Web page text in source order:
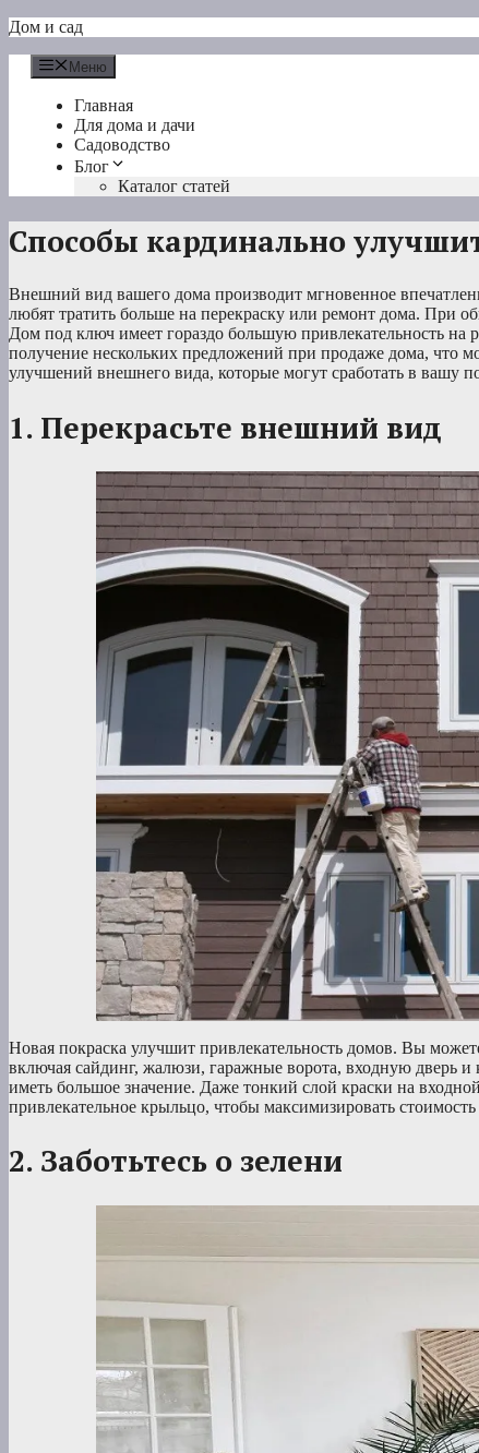
Перейти
содержимому
Дом и сад
Меню
Главная
Для дома и дачи
Садоводство
Блог
Каталог статей
Способы кардинально
Внешний вид вашего дома производит мгновенное
любят тратить больше на перекраску или ремонт дома. При
Дом под ключ имеет гораздо большую привлекательность
получение нескольких предложений при продаже дома, что
улучшений внешнего вида, которые могут сработать в вашу
1. Перекрасьте внешний вид
Новая покраска улучшит привлекательность домов. Вы
включая сайдинг, жалюзи, гаражные ворота, входную дверь
иметь большое значение. Даже тонкий слой краски на
привлекательное крыльцо, чтобы максимизировать
2. Заботьтесь о зелени